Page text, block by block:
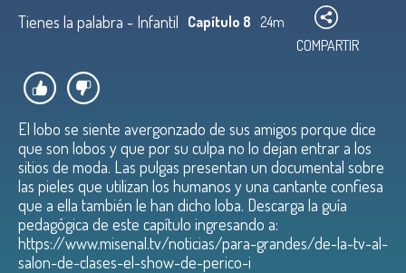
Tienes la palabra - Infantil Capítulo 8 24m
COMPARTIR
El lobo se siente avergonzado de sus amigos porque dice
que son lobos y que por su culpa no lo dejan entrar a los
sitios de moda. Las pulgas presentan un documental sobre
las pieles que utilizan los humanos y una cantante confiesa
que a ella también le han dicho loba. Descarga la guía
pedagógica de este capítulo ingresando a:
https://www.misenal.tv/noticias/para-grandes/de-la-tv-al-
salon-de-clases-el-show-de-perico-i